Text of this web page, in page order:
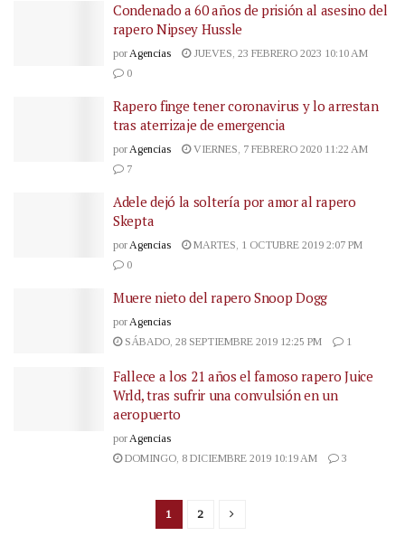
Condenado a 60 años de prisión al asesino del
rapero Nipsey Hussle
porAgencias
JUEVES, 23 FEBRERO 2023 10:10 AM
0
Rapero finge tener coronavirus y lo arrestan
tras aterrizaje de emergencia
porAgencias
VIERNES, 7 FEBRERO 2020 11:22 AM
7
Adele dejó la soltería por amor al rapero
Skepta
porAgencias
MARTES, 1 OCTUBRE 2019 2:07 PM
0
Muere nieto del rapero Snoop Dogg
porAgencias
SÁBADO, 28 SEPTIEMBRE 2019 12:25 PM
1
Fallece a los 21 años el famoso rapero Juice
Wrld, tras sufrir una convulsión en un
aeropuerto
por Agencias
DOMINGO, 8 DICIEMBRE 2019 10:19 AM
3
1 2